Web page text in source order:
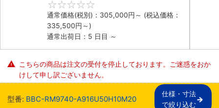
3PCIe
通常価格(税別)： 305,000円 ～ (税込価格：
335,500円 ～)
通常出荷日：5 日目 ～
こちらの商品は注文の受付を停止しております。ご迷惑をおか
けして申し訳ございません。
型番: BBC-RM9740-A916U50H10M20
仕様・寸法
で絞り込む